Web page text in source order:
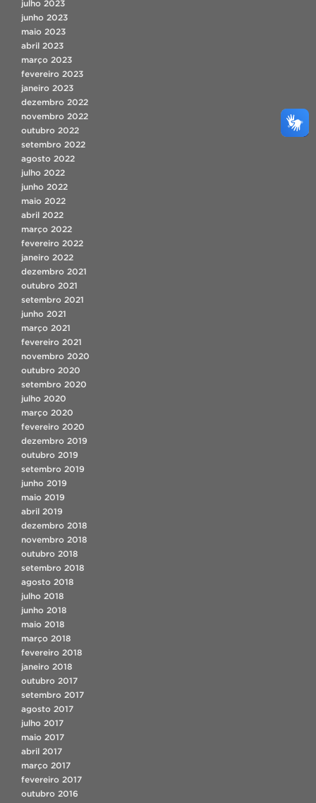
julho 2023
junho 2023
maio 2023
abril 2023
março 2023
fevereiro 2023
janeiro 2023
dezembro 2022
novembro 2022
outubro 2022
setembro 2022
agosto 2022
julho 2022
junho 2022
maio 2022
abril 2022
março 2022
fevereiro 2022
janeiro 2022
dezembro 2021
outubro 2021
setembro 2021
junho 2021
março 2021
fevereiro 2021
novembro 2020
outubro 2020
setembro 2020
julho 2020
março 2020
fevereiro 2020
dezembro 2019
outubro 2019
setembro 2019
junho 2019
maio 2019
abril 2019
dezembro 2018
novembro 2018
outubro 2018
setembro 2018
agosto 2018
julho 2018
junho 2018
maio 2018
março 2018
fevereiro 2018
janeiro 2018
outubro 2017
setembro 2017
agosto 2017
julho 2017
maio 2017
abril 2017
março 2017
fevereiro 2017
outubro 2016